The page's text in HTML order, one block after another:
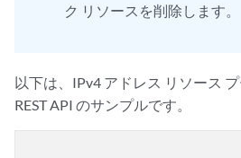
ク リソースを削除します。
以下は、IPv4 アドレス リソース
REST API のサンプルです。